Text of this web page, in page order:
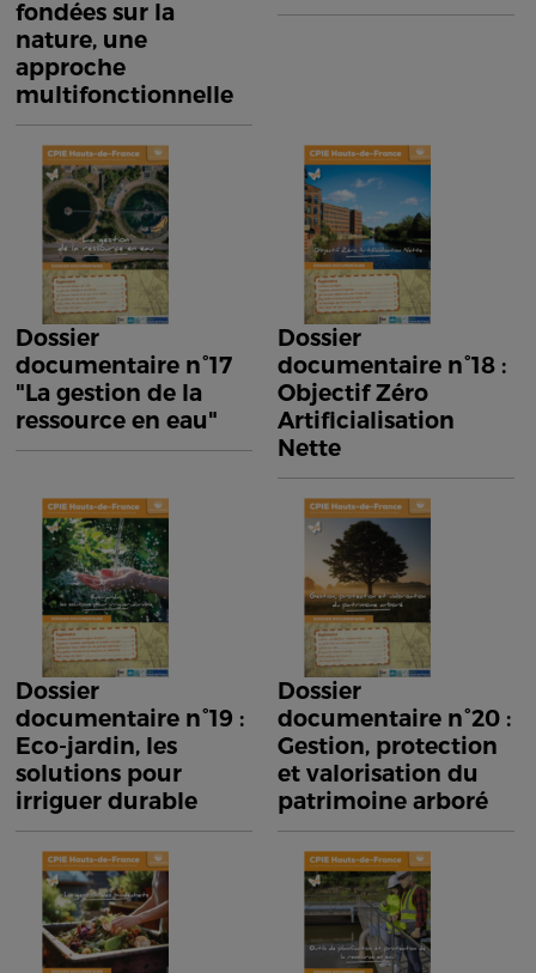
fondées sur la
nature, une
approche
multifonctionnelle
Dossier
documentaire n°17
"La gestion de la
ressource en eau"
Dossier
documentaire n°18 :
Objectif Zéro
Artificialisation
Nette
Dossier
documentaire n°19 :
Eco-jardin, les
solutions pour
irriguer durable
Dossier
documentaire n°20 :
Gestion, protection
et valorisation du
patrimoine arboré